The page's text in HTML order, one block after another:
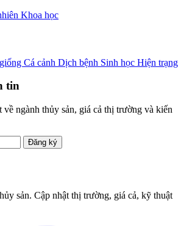
Khoa học
Cá cảnh Dịch bệnh Sinh học Hiện trạng
tin
ngành thủy sản, giá cả thị trường và kiến
Đăng ký
sản. Cập nhật thị trường, giá cả, kỹ thuật